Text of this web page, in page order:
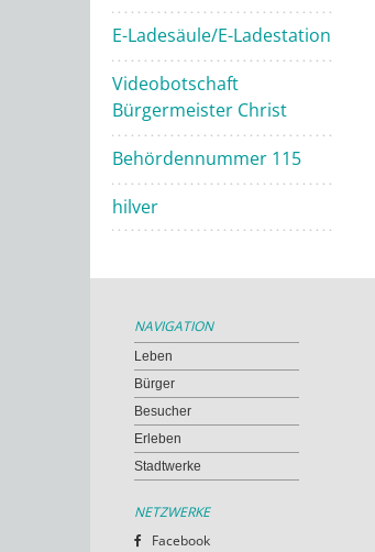
E-Ladesäule/E-Ladestation
Videobotschaft
Bürgermeister Christ
Behördennummer 115
hilver
NAVIGATION
Leben
Bürger
Besucher
Erleben
Stadtwerke
NETZWERKE
Facebook